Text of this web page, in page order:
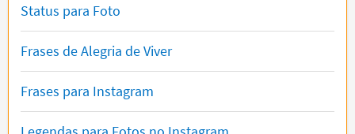
Status para Foto
Frases de Alegria de Viver
Frases para Instagram